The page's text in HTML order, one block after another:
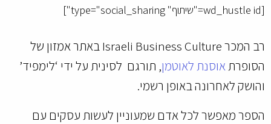
[wd_hustle id="שיתוף" type="social_sharing"]
רב המכר Israeli BusinessCulture
באתר אמזון של
הסופרתאוסנת לאוטמן, תורגם לסינית על ידי ‘לימפיד’
והושק לאחרונה באופן רשמי.
הספר מאפשר לכל אדם שמעוניין לעשות עסקים עם